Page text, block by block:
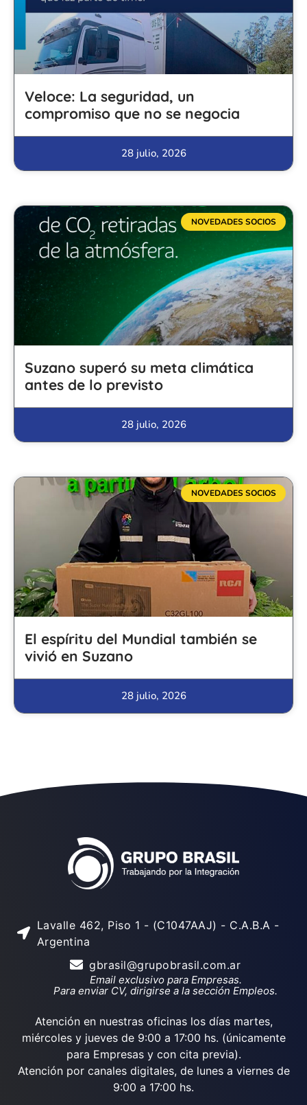
Veloce: La seguridad, un
compromiso que no se negocia
28 julio, 2026
NOVEDADES SOCIOS
Suzano superó su meta climática
antes de lo previsto
28 julio, 2026
NOVEDADES SOCIOS
El espíritu del Mundial también se
vivió en Suzano
28 julio, 2026
Lavalle 462, Piso 1 - (C1047AAJ) - C.A.B.A -
Argentina
gbrasil@grupobrasil.com.ar
Email exclusivo para Empresas.
Para enviar CV, dirigirse a la sección Empleos.
Atención en nuestras oficinas los días martes,
miércoles y jueves de 9:00 a 17:00 hs. (únicamente
para Empresas y con cita previa).
Atención por canales digitales, de lunes a viernes de
9:00 a 17:00 hs.